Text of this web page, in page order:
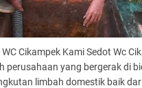
Cikampek Kami Sedot Wc
perusahaan yang bergerak di
limbah domestik baik